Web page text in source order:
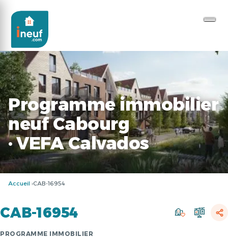
Programme immobilier
neuf Cabourg
· VEFA Calvados
Accueil CAB-16954
CAB-16954
PROGRAMME IMMOBILIER